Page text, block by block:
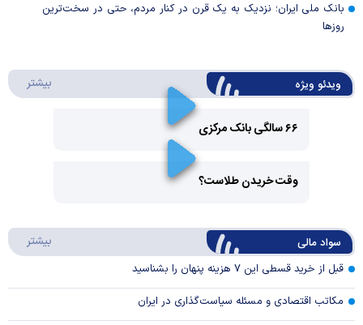
بانک ملی ایران؛ نزدیک به یک قرن در کنار مردم، حتی در سخت‌ترین
روز‌ها
ویدئو ویژه بیشتر
۶۶ سالگی بانک مرکزی
Video
وقت خریدن طلاست؟
سواد مالی بیشتر
قبل از خرید قسطی این ۷ هزینه پنهان را بشناسید
مکاتب اقتصادی و مسئله سیاست‌گذاری در ایران